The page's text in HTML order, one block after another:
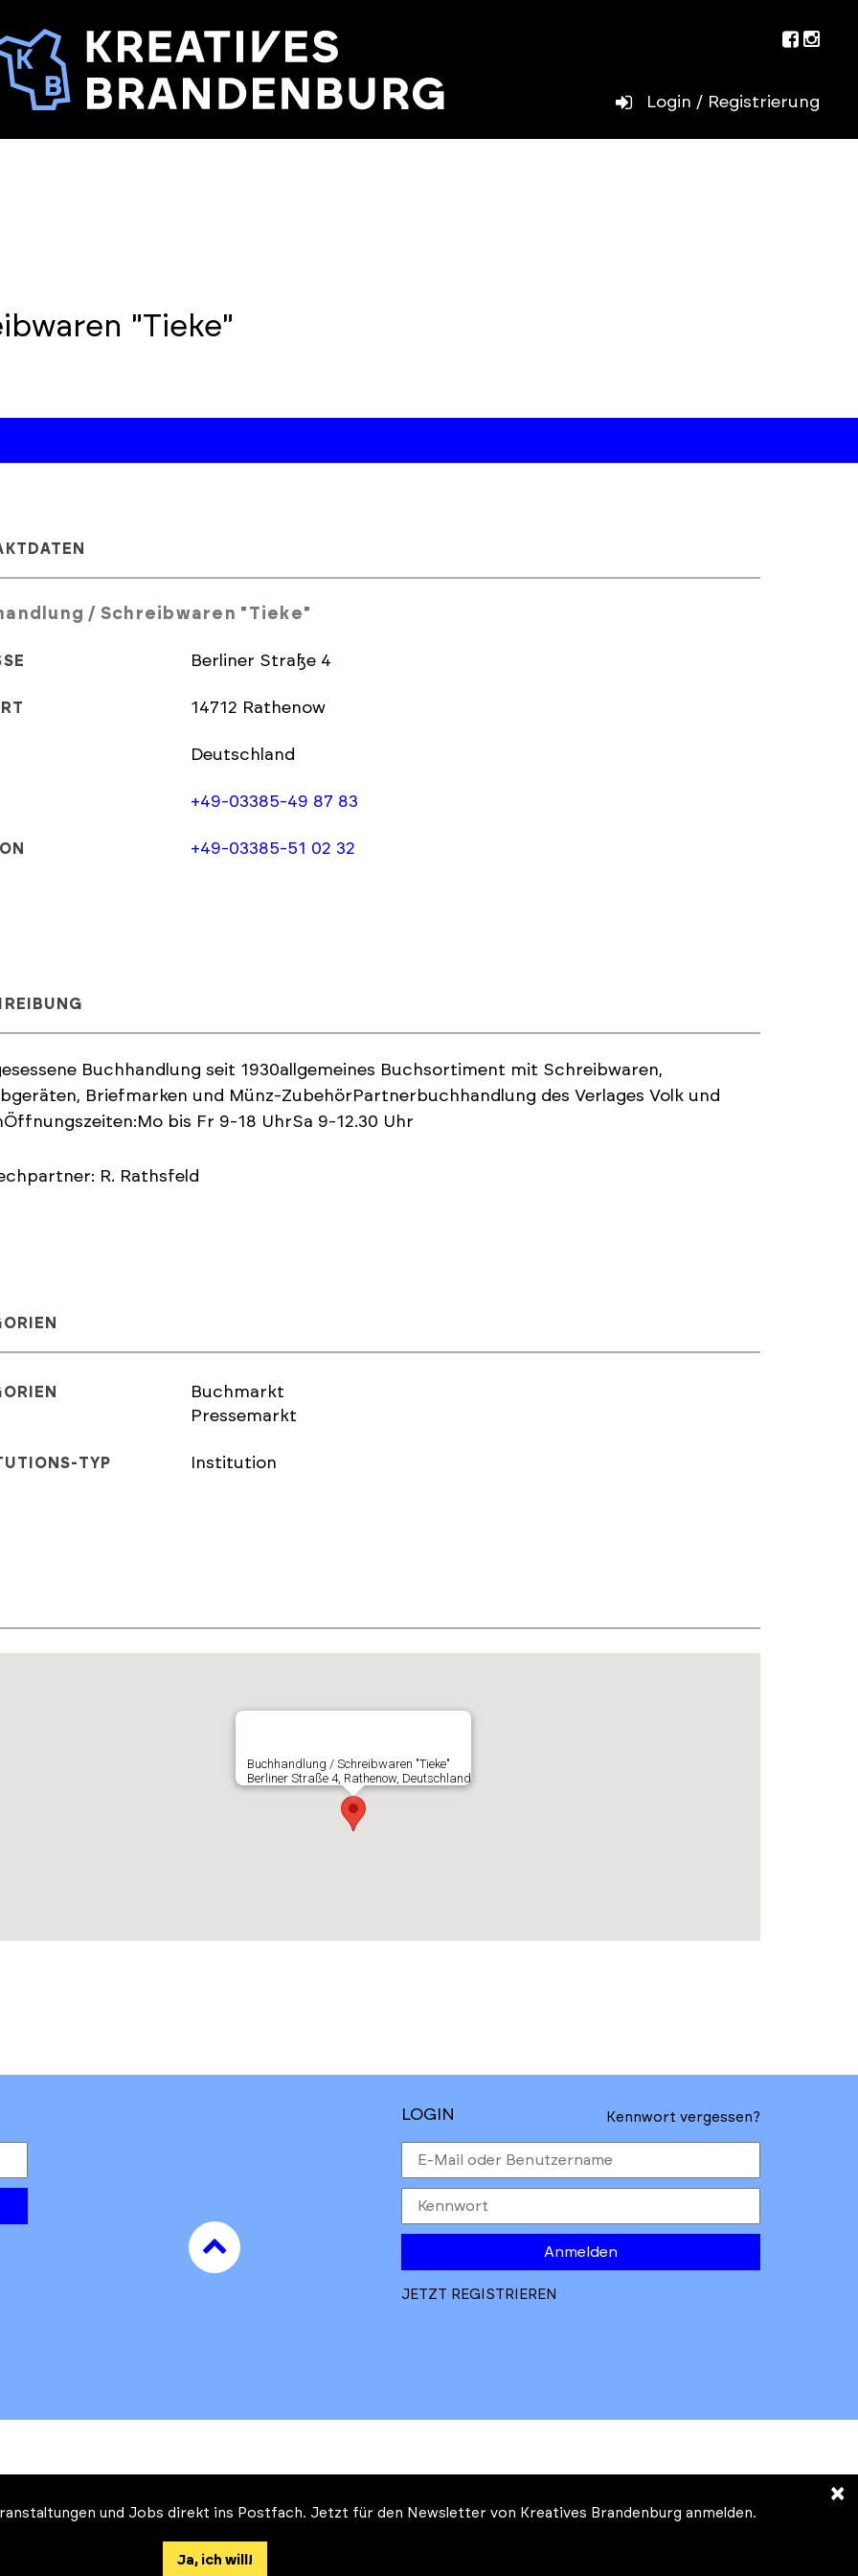
Login / Registrierung
"Tieke"
/ Schreibwaren "Tieke"
Berliner Straße 4
14712 Rathenow
Deutschland
+49-03385-49 87 83
+49-03385-51 02 32
Buchhandlung seit 1930allgemeines Buchsortiment mit Schreibwaren,
Briefmarken und Münz-ZubehörPartnerbuchhandlung des Verlages Volk und
bis Fr 9-18 UhrSa 9-12.30 Uhr
R. Rathsfeld
Buchmarkt
Pressemarkt
TYP Institution
Buchhandlung / Schreibwaren "Tieke"
Berliner Straße 4, Rathenow, Deutschland
to
top
LOGIN Kennwort vergessen?
Anmelden
JETZT REGISTRIEREN
×
und Jobs direkt ins Postfach. Jetzt für den Newsletter von Kreatives Brandenburg anmelden.
Ja, ich will!